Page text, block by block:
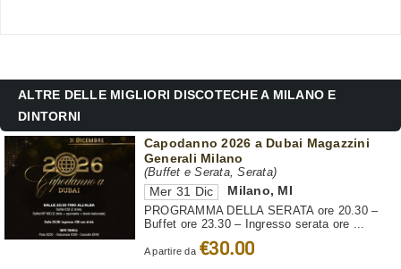
ALTRE DELLE MIGLIORI DISCOTECHE A MILANO E
DINTORNI
Capodanno 2026 a Dubai Magazzini
Generali Milano
(Buffet e Serata, Serata)
Mer 31 Dic Milano, MI
PROGRAMMA DELLA SERATA ore 20.30 –
Buffet ore 23.30 – Ingresso serata ore ...
A partire da €30.00